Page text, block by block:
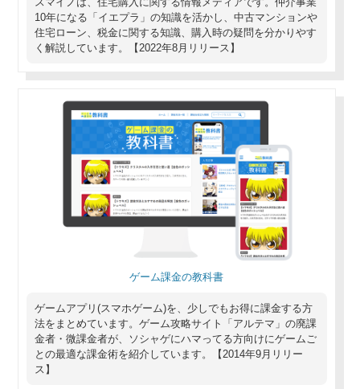
10年になる「イエプラ」の知識を活かし、中古マンションや
住宅ローン、税金に関する知識、購入時の疑問を分かりやす
く解説しています。【2022年8月リリース】
ゲーム課金の教科書
ゲームアプリ(スマホゲーム)を、少しでもお得に課金する方
法をまとめています。ゲーム攻略サイト「アルテマ」の廃課
金者・微課金者が、ソシャゲにハマってる方向けにゲームご
との最適な課金術を紹介しています。【2014年9月リリー
ス】